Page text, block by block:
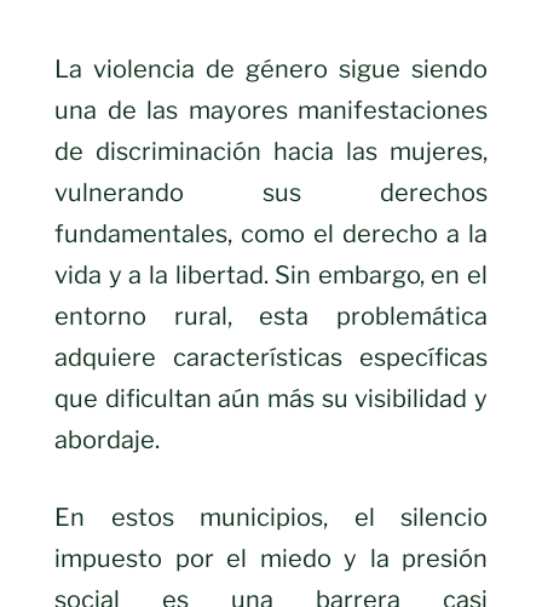
La violencia de género sigue siendo
una de las mayores manifestaciones
de discriminación hacia las mujeres,
vulnerando sus derechos
fundamentales, como el derecho a la
vida y a la libertad. Sin embargo, en el
entorno rural, esta problemática
adquiere características específicas
que dificultan aún más su visibilidad y
abordaje.
En estos municipios, el silencio
impuesto por el miedo y la presión
social es una barrera casi